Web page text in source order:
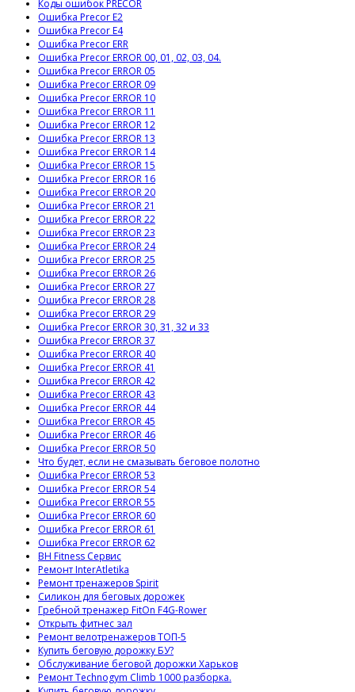
Коды ошибок PRECOR
Ошибка Precor E2
Ошибка Precor E4
Ошибка Precor ERR
Ошибка Precor ERROR 00, 01, 02, 03, 04.
Ошибка Precor ERROR 05
Ошибка Precor ERROR 09
Ошибка Precor ERROR 10
Ошибка Precor ERROR 11
Ошибка Precor ERROR 12
Ошибка Precor ERROR 13
Ошибка Precor ERROR 14
Ошибка Precor ERROR 15
Ошибка Precor ERROR 16
Ошибка Precor ERROR 20
Ошибка Precor ERROR 21
Ошибка Precor ERROR 22
Ошибка Precor ERROR 23
Ошибка Precor ERROR 24
Ошибка Precor ERROR 25
Ошибка Precor ERROR 26
Ошибка Precor ERROR 27
Ошибка Precor ERROR 28
Ошибка Precor ERROR 29
Ошибка Precor ERROR 30, 31, 32 и 33
Ошибка Precor ERROR 37
Ошибка Precor ERROR 40
Ошибка Precor ERROR 41
Ошибка Precor ERROR 42
Ошибка Precor ERROR 43
Ошибка Precor ERROR 44
Ошибка Precor ERROR 45
Ошибка Precor ERROR 46
Ошибка Precor ERROR 50
Что будет, если не смазывать беговое полотно
Ошибка Precor ERROR 53
Ошибка Precor ERROR 54
Ошибка Precor ERROR 55
Ошибка Precor ERROR 60
Ошибка Precor ERROR 61
Ошибка Precor ERROR 62
BH Fitness Сервис
Ремонт InterAtletika
Ремонт тренажеров Spirit
Силикон для беговых дорожек
Гребной тренажер FitOn F4G-Rower
Открыть фитнес зал
Ремонт велотренажеров ТОП-5
Купить беговую дорожку БУ?
Обслуживание беговой дорожки Харьков
Ремонт Technogym Climb 1000 разборка.